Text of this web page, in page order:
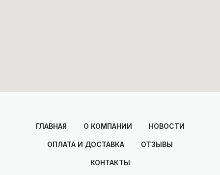
ГЛАВНАЯ О КОМПАНИИ НОВОСТИ
ОПЛАТА И ДОСТАВКА ОТЗЫВЫ
КОНТАКТЫ